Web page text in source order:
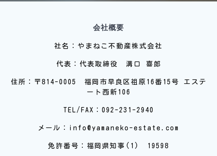
会社概要
社名：やまねこ不動産株式会社
代表：代表取締役 溝口 喜郎
住所：〒814-0005 福岡市早良区祖原16番15号 エステ
ート西新106
TEL/FAX：092-231-2940
メール：info@yamaneko-estate.com
免許番号：福岡県知事(1) 19598